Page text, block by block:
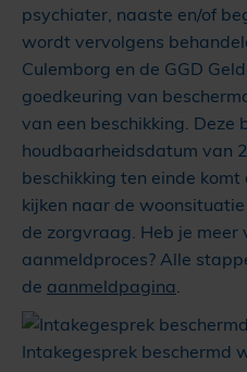
Intakegesprek beschermd
psychiater, naaste en/of
wordt vervolgens
Culemborg en de GGD
goedkeuring van
van een beschikking. Deze
houdbaarheidsdatum van
beschikking ten einde
kijken naar de
de zorgvraag. Heb je meer
aanmeldproces? Alle
de aanmeldpagina.